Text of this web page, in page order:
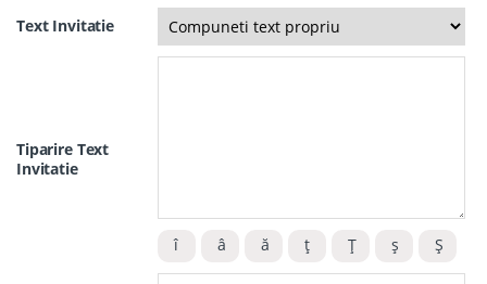
Text Invitatie
Tiparire Text
Invitatie